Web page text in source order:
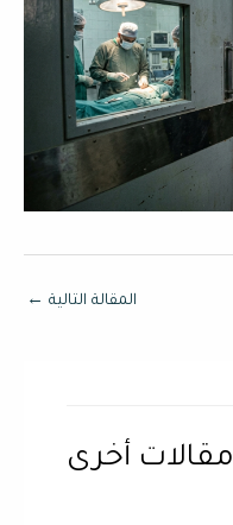
المقالة التالية ←
مقالات أخرى